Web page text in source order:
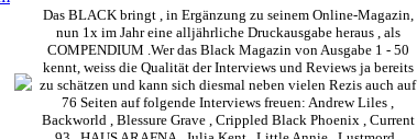
Das BLACK bringt , in Ergänzung zu seinem Online-Magazin,
nun 1x im Jahr eine alljährliche Druckausgabe heraus , als
COMPENDIUM .Wer das Black Magazin von Ausgabe 1 - 50
kennt, weiss die Qualität der Interviews und Reviews ja bereits
zu schätzen und kann sich diesmal neben vielen Rezis auch auf
76 Seiten auf folgende Interviews freuen: Andrew Liles ,
Backworld , Blessure Grave , Crippled Black Phoenix , Current